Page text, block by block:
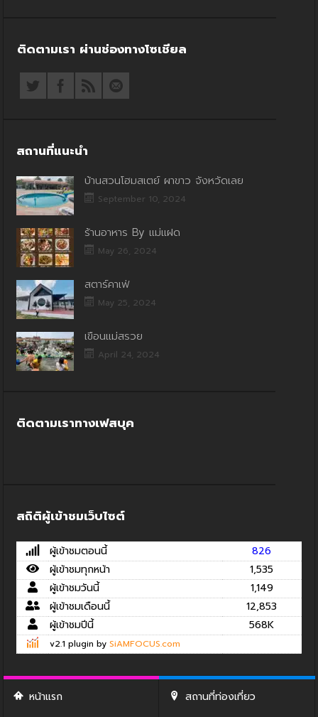
ติดตามเรา ผ่านช่องทางโซเชียล
สถานที่แนะนำ
บ้านสวนโฮมสเตย์ ผาขาว จังหวัดเลย
September 10, 2024
ร้านอาหาร By แม่แฝด
May 26, 2024
สตาร์คาเฟ่
May 25, 2024
เขื่อนแม่สรวย
April 24, 2024
ติดตามเราทางเฟสบุค
สถิติผู้เข้าชมเว็บไซต์
ผู้เข้าชมตอนนี้
826
ผู้เข้าชมทุกหน้า
1,535
ผู้เข้าชมวันนี้
1,149
ผู้เข้าชมเดือนนี้
12,853
ผู้เข้าชมปีนี้
568K
v2.1 plugin by SiAMFOCUS.com
หน้าแรก สถานที่ท่องเที่ยว